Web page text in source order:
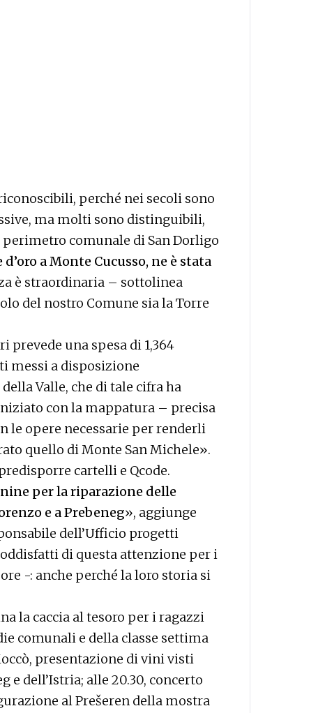
perché nei secoli sono
ma molti sono distinguibili,
comunale di San Dorligo
a Monte Cucusso, ne è stata
è straordinaria – sottolinea
del nostro Comune sia la Torre
una spesa di 1,364
messi a disposizione
Valle, che di tale cifra ha
con la mappatura – precisa
le opere necessarie per renderli
quello di Monte San Michele».
cartelli e Qcode.
per la riparazione delle
e a Prebeneg», aggiunge
dell’Ufficio progetti
di questa attenzione per i
-: anche perché la loro storia si
la caccia al tesoro per i ragazzi
comunali e della classe settima
presentazione di vini visti
e dell’Istria; alle 20.30, concerto
al Prešeren della mostra